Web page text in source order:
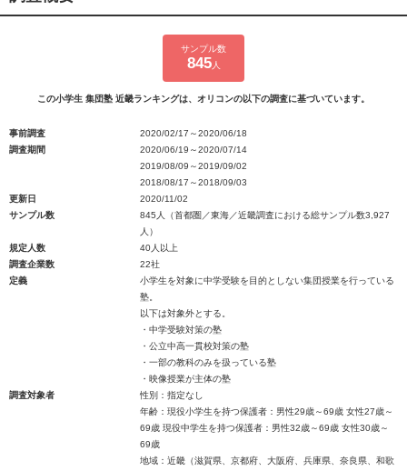
サンプル数
845人
この小学生 集団塾 近畿ランキングは、オリコンの以下の調査に基づいています。
事前調査
2020/02/17～2020/06/18
調査期間
2020/06/19～2020/07/14
2019/08/09～2019/09/02
2018/08/17～2018/09/03
更新日
2020/11/02
サンプル数
845人（首都圏／東海／近畿調査における総サンプル数3,927
人）
規定人数
40人以上
調査企業数
22社
定義
小学生を対象に中学受験を目的としない集団授業を行っている
塾。
以下は対象外とする。
・中学受験対策の塾
・公立中高一貫校対策の塾
・一部の教科のみを扱っている塾
・映像授業が主体の塾
調査対象者
性別：指定なし
年齢：現役小学生を持つ保護者：男性29歳～69歳 女性27歳～
69歳 現役中学生を持つ保護者：男性32歳～69歳 女性30歳～
69歳
地域：近畿（滋賀県、京都府、大阪府、兵庫県、奈良県、和歌